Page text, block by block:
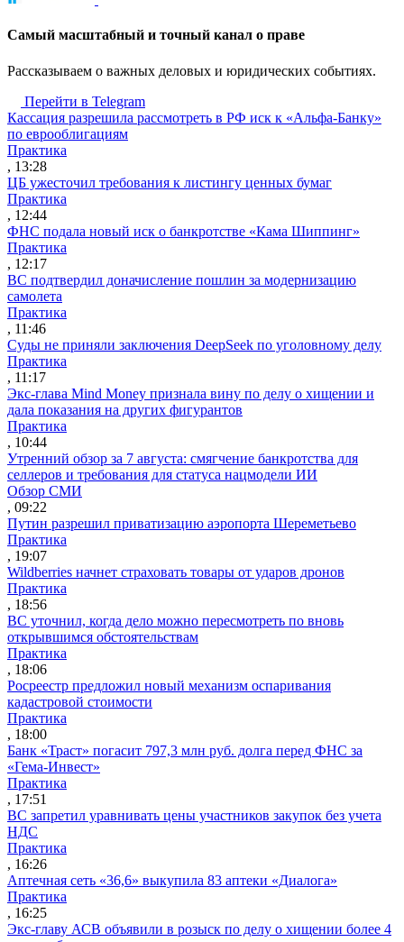
Cамый масштабный и точный канал о праве
Рассказываем о важных деловых и юридических событиях.
Перейти в Telegram
Кассация разрешила рассмотреть в РФ иск к «Альфа-Банку»
по еврооблигациям
Практика
, 13:28
ЦБ ужесточил требования к листингу ценных бумаг
Практика
, 12:44
ФНС подала новый иск о банкротстве «Кама Шиппинг»
Практика
, 12:17
ВС подтвердил доначисление пошлин за модернизацию
самолета
Практика
, 11:46
Суды не приняли заключения DeepSeek по уголовному делу
Практика
, 11:17
Экс-глава Mind Money признала вину по делу о хищении и
дала показания на других фигурантов
Практика
, 10:44
Утренний обзор за 7 августа: смягчение банкротства для
селлеров и требования для статуса нацмодели ИИ
Обзор СМИ
, 09:22
Путин разрешил приватизацию аэропорта Шереметьево
Практика
, 19:07
Wildberries начнет страховать товары от ударов дронов
Практика
, 18:56
ВС уточнил, когда дело можно пересмотреть по вновь
открывшимся обстоятельствам
Практика
, 18:06
Росреестр предложил новый механизм оспаривания
кадастровой стоимости
Практика
, 18:00
Банк «Траст» погасит 797,3 млн руб. долга перед ФНС за
«Гема-Инвест»
Практика
, 17:51
ВС запретил уравнивать цены участников закупок без учета
НДС
Практика
, 16:26
Аптечная сеть «36,6» выкупила 83 аптеки «Диалога»
Практика
, 16:25
Экс-главу АСВ объявили в розыск по делу о хищении более 4